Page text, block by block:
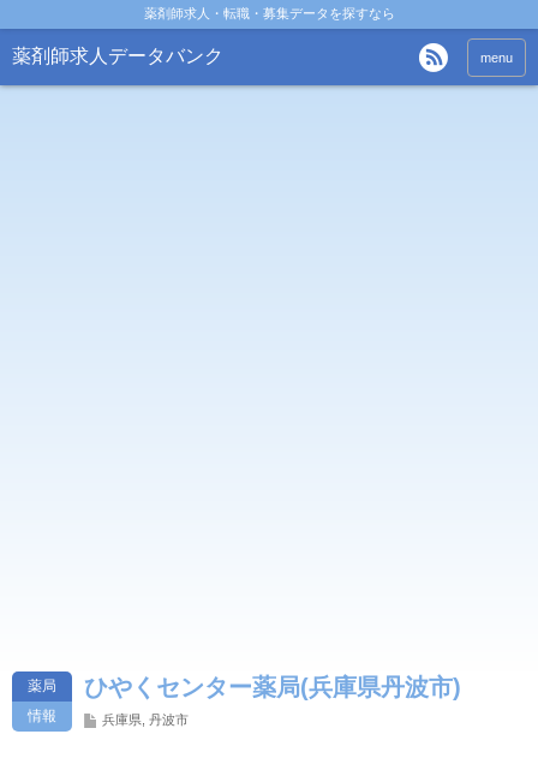
薬剤師求人・転職・募集データを探すなら
薬剤師求人データバンク menu
薬局
情報
ひやくセンター薬局(兵庫県丹波市)
兵庫県 丹波市